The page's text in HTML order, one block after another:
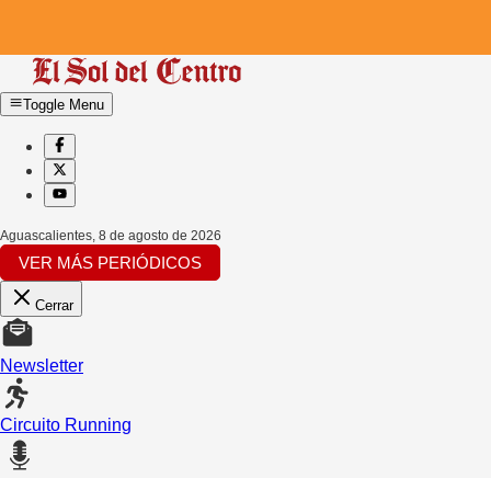
Toggle Menu
Aguascalientes, 8 de agosto de 2026
VER MÁS PERIÓDICOS
Cerrar
Newsletter
Circuito Running